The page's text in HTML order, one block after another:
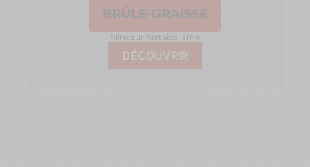
BRÛLE-GRAISSE
Minceur Métabolisme
DÉCOUVRIR